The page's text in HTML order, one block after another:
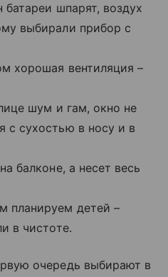
шпарят, воздух
выбирали прибор с
хорошая вентиляция –
шум и гам, окно не
с сухостью в носу и в
балконе, а несет весь
планируем детей –
в чистоте.
очередь выбирают в